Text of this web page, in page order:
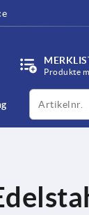
Produkte
productCode